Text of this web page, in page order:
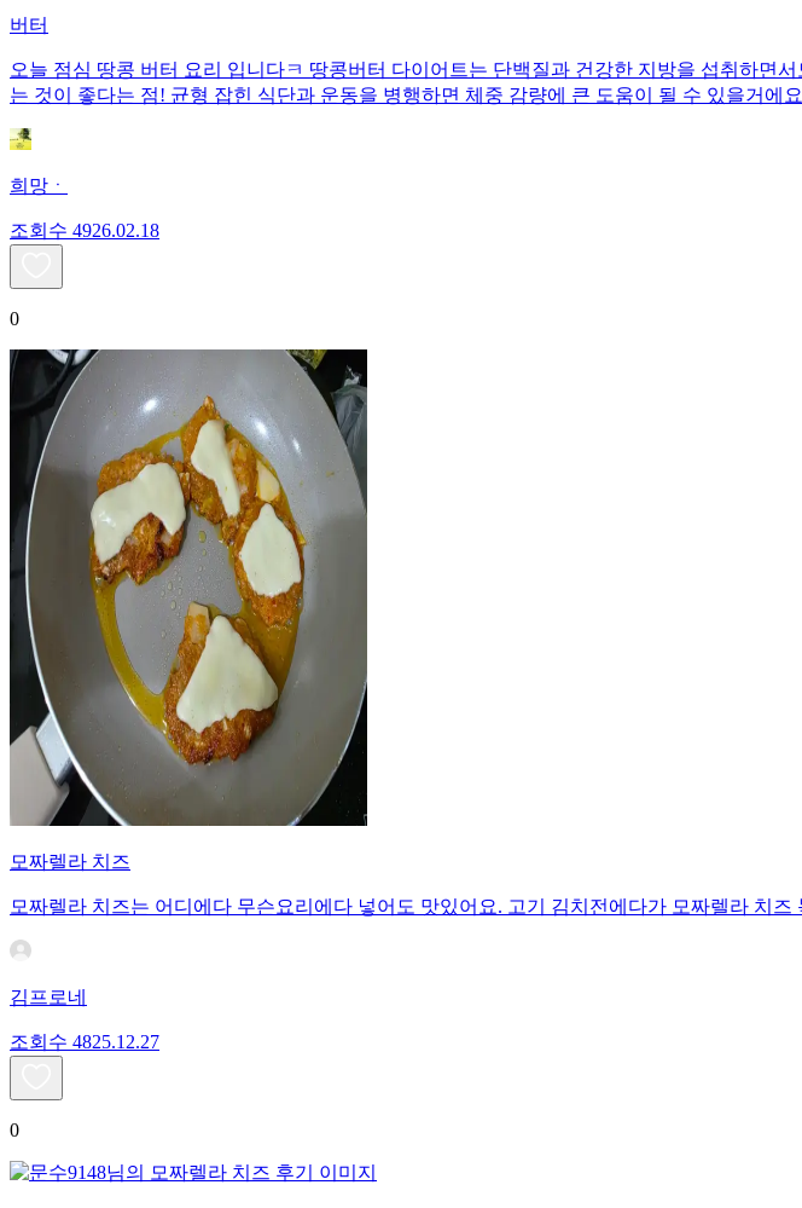
버터
오늘 점심 땅콩 버터 요리 입니다ㅋ 땅콩버터 다이어트는 단백질과 건강한 지방을 섭취하면
는 것이 좋다는 점! 균형 잡힌 식단과 운동을 병행하면 체중 감량에 큰 도움이 될 수 있을거에요
희망ㆍ
조회수 4926.02.18
0
모짜렐라 치즈
모짜렐라 치즈는 어디에다 무슨요리에다 넣어도 맛있어요. 고기 김치전에다가 모짜렐라 치즈
김프로네
조회수 4825.12.27
0